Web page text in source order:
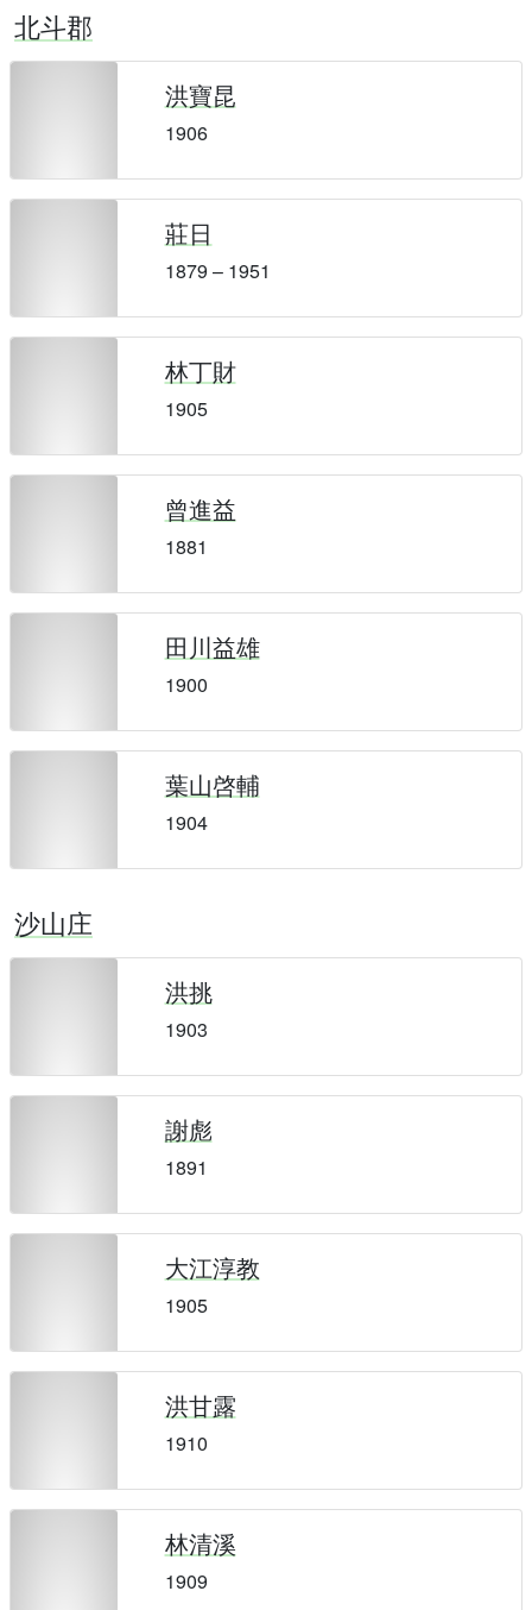
北斗郡
洪寶昆
1906
莊日
1879 – 1951
林丁財
1905
曾進益
1881
田川益雄
1900
葉山啓輔
1904
沙山庄
洪挑
1903
謝彪
1891
大江淳教
1905
洪甘露
1910
林清溪
1909